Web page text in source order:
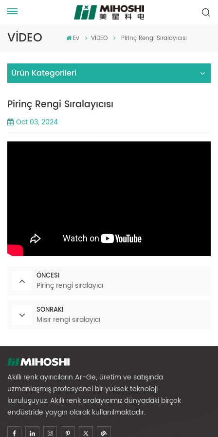
VİDEO Ev VİDEO Pirinç Rengi Sıralayıcısı
Ürün Kategorileri
Pirinç Rengi Sıralayıcısı
Oct 03, 2024
ÖNCESI
Pirinç rengi sıralayıcı
SONRAKI
Mısır rengi sıralayıcı
Akıllı renk ayırıcıların Ar-Ge, üretim ve satışında
uzmanlaşmış profesyonel bir yüksek teknoloji
kuruluşuyuz. Akıllı renk sıralayıcımız dünyadaki birçok
endüstride yaygın olarak kullanılmaktadır.